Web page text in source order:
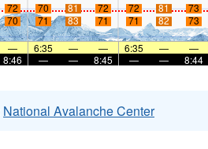
72 70 81 72 72 81 73
70 71 83 71 71 82 73
— 6:35 — — 6:35 — —
8:46 — — 8:45 — — 8:44
National Avalanche Center